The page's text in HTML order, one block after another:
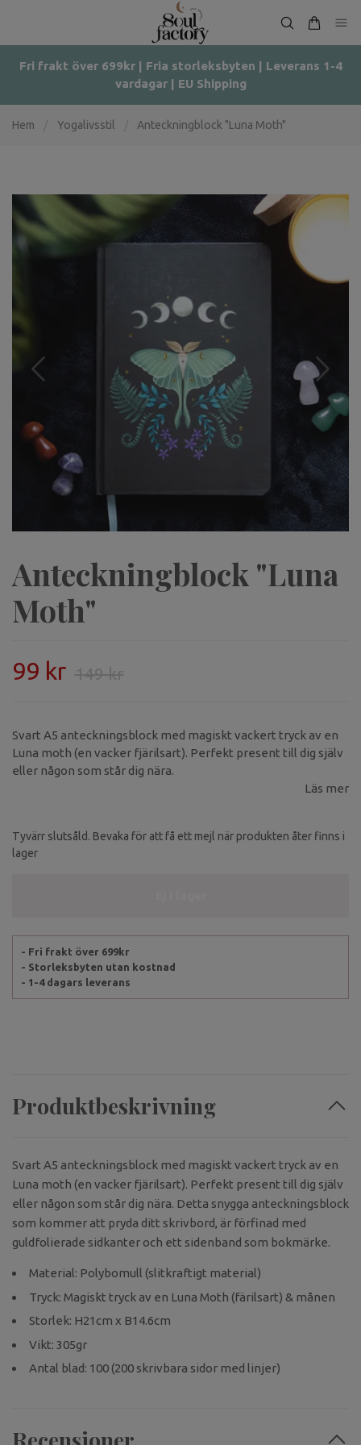
Fri frakt över 699kr | Fria storleksbyten | Leverans 1-4
vardagar | EU Shipping
Hem Yogalivsstil Anteckningblock "Luna Moth"
Anteckningblock "Luna
Moth"
99 kr 149 kr
Svart A5 anteckningsblock med magiskt vackert tryck av en
Luna moth (en vacker fjärilsart). Perfekt present till dig själv
eller någon som står dig nära.
Läs mer
Tyvärr slutsåld. Bevaka för att få ett mejl när produkten åter finns i
lager
- Fri frakt över 699kr
- Storleksbyten utan kostnad
- 1-4 dagars leverans
Produktbeskrivning
Svart A5 anteckningsblock med magiskt vackert tryck av en
Luna moth (en vacker fjärilsart). Perfekt present till dig själv
eller någon som står dig nära. Detta snygga anteckningsblock
som kommer att pryda ditt skrivbord, är förfinad med
guldfolierade sidkanter och ett sidenband som bokmärke.
Material: Polybomull (slitkraftigt material)
Tryck: Magiskt tryck av en Luna Moth (färilsart) & månen
Storlek: H21cm x B14.6cm
Vikt: 305gr
Antal blad: 100 (200 skrivbara sidor med linjer)